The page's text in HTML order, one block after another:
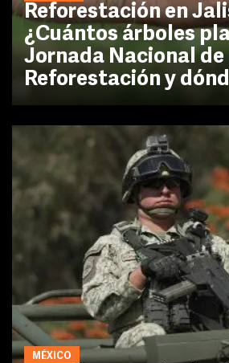
Reforestación en
¿Cuántos árboles
Jornada Nacional de
Reforestación y
MÉXICO